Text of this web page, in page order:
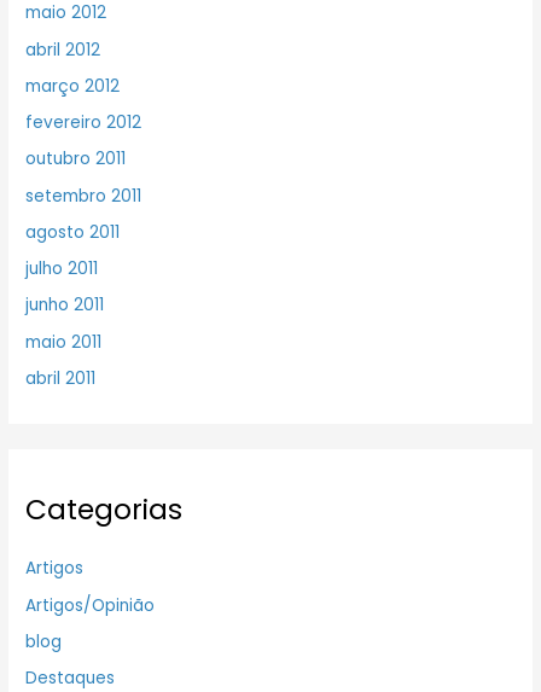
maio 2012
abril 2012
março 2012
fevereiro 2012
outubro 2011
setembro 2011
agosto 2011
julho 2011
junho 2011
maio 2011
abril 2011
Categorias
Artigos
Artigos/Opinião
blog
Destaques